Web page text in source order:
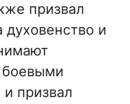
призвал
и
призвал